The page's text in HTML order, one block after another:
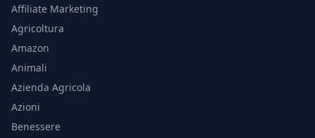
Affiliate Marketing
Agricoltura
Amazon
Animali
Azienda Agricola
Azioni
Benessere